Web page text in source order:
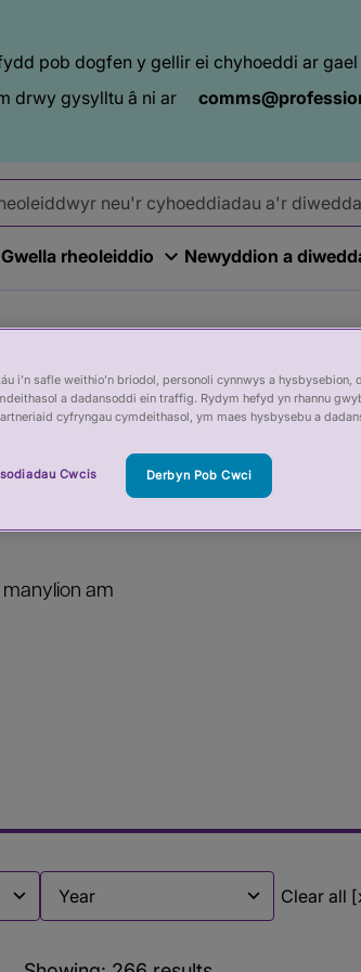
pob dogfen y gellir ei chyhoeddi ar gael
drwy gysylltu â ni ar
Gwella rheoleiddio Newyddion a
am
Clear all
i’n safle weithio’n briodol, personoli cynnwys a hysbysebion,
a dadansoddi ein traffig. Rydym hefyd yn rhannu
cyfryngau cymdeithasol, ym maes hysbysebu a
Cwcis Derbyn Pob Cwci